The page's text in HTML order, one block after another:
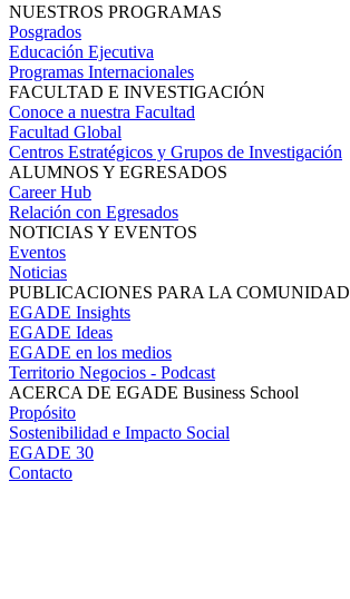
NUESTROS PROGRAMAS
Posgrados
Educación Ejecutiva
Programas Internacionales
FACULTAD E INVESTIGACIÓN
Conoce a nuestra Facultad
Facultad Global
Centros Estratégicos y Grupos de Investigación
ALUMNOS Y EGRESADOS
Career Hub
Relación con Egresados
NOTICIAS Y EVENTOS
Eventos
Noticias
PUBLICACIONES PARA LA COMUNIDAD
EGADE Insights
EGADE Ideas
EGADE en los medios
Territorio Negocios - Podcast
ACERCA DE EGADE Business School
Propósito
Sostenibilidad e Impacto Social
EGADE 30
Contacto